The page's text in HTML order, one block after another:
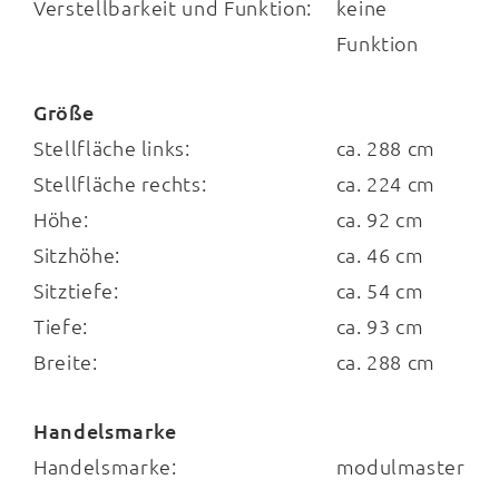
zusammen. Ihre Stellfläche beträgt
DieSitzhöhe
dieSitztiefe liegt bei ca.
Das Programm MM-PN1059 ist mit dem
Goldenen M
ausgezeichnet und bietet Ihnen
durch die für Modulmaster charakteristische
Planungsvielfalt
zahlreiche Möglichkeiten
funktional.
Verstellbarkeit und Funktion:
keine
Funktion
Größe
Stellfläche links:
ca. 288 cm
Stellfläche rechts:
ca. 224 cm
Höhe:
ca. 92 cm
Sitzhöhe:
ca. 46 cm
Sitztiefe:
ca. 54 cm
Tiefe:
ca. 93 cm
Breite:
ca. 288 cm
Handelsmarke
Handelsmarke:
modulmaster